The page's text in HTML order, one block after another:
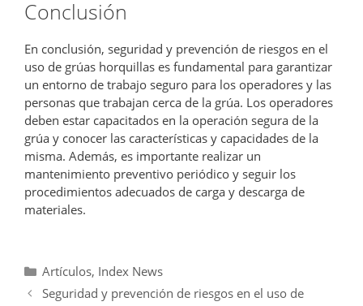
Conclusión
En conclusión, seguridad y prevención de riesgos en el
uso de grúas horquillas es fundamental para garantizar
un entorno de trabajo seguro para los operadores y las
personas que trabajan cerca de la grúa. Los operadores
deben estar capacitados en la operación segura de la
grúa y conocer las características y capacidades de la
misma. Además, es importante realizar un
mantenimiento preventivo periódico y seguir los
procedimientos adecuados de carga y descarga de
materiales.
Categorías
Artículos, Index News
Seguridad y prevención de riesgos en el uso de